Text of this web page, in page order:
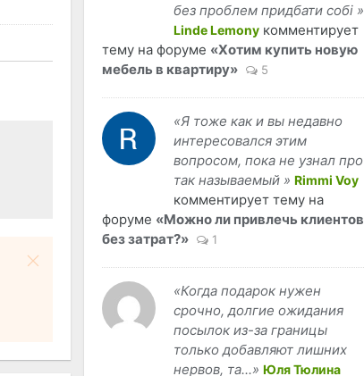
без проблем придбати собі »
Linde Lemony комментирует
тему на форуме «Хотим купить новую
мебель в квартиру»
5
«Я тоже как и вы недавно
интересовался этим
вопросом, пока не узнал про
так называемый » Rimmi Voy
комментирует тему на
форуме «Можно ли привлечь клиентов
без затрат?»
1
«Когда подарок нужен
срочно, долгие ожидания
посылок из-за границы
только добавляют лишних
нервов, та...» Юля Тюлина